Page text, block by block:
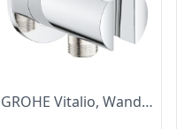
GROHE Vitalio, Wandanschlussbogen (Duschkopf Halterung mit Standardanschluss 1/2", passend für alle Standard Duschbrausen, langlebige Oberfläche, Wandmontage), chrom, 26962001